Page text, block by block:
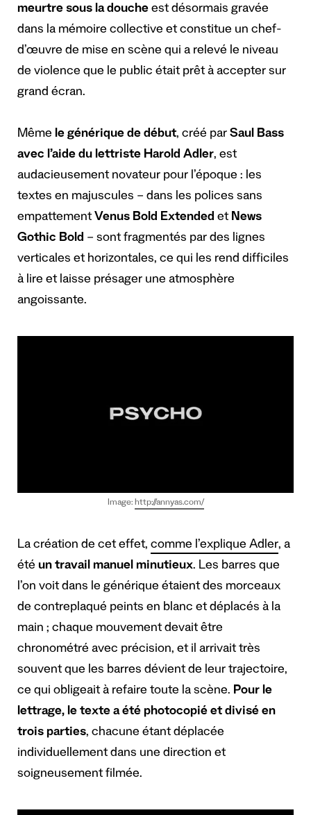
meurtre sous la douche est désormais gravée
dans la mémoire collective et constitue un chef-
d’œuvre de mise en scène qui a relevé le niveau
de violence que le public était prêt à accepter sur
grand écran.
Même le générique de début, créé par Saul Bass
avec l’aide du lettriste Harold Adler, est
audacieusement novateur pour l’époque : les
textes en majuscules – dans les polices sans
empattement Venus Bold Extended et News
Gothic Bold – sont fragmentés par des lignes
verticales et horizontales, ce qui les rend difficiles
à lire et laisse présager une atmosphère
angoissante.
Image: http://annyas.com/
La création de cet effet, comme l’explique Adler, a
été un travail manuel minutieux. Les barres que
l’on voit dans le générique étaient des morceaux
de contreplaqué peints en blanc et déplacés à la
main ; chaque mouvement devait être
chronométré avec précision, et il arrivait très
souvent que les barres dévient de leur trajectoire,
ce qui obligeait à refaire toute la scène. Pour le
lettrage, le texte a été photocopié et divisé en
trois parties, chacune étant déplacée
individuellement dans une direction et
soigneusement filmée.